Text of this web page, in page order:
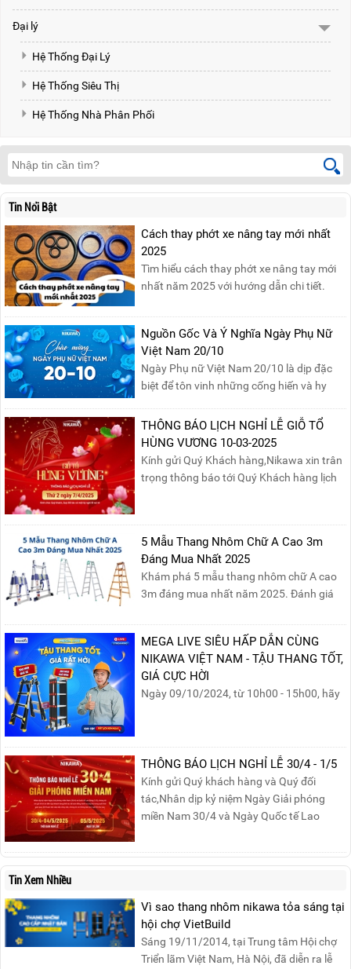
Đại lý
Hệ Thống Đại Lý
Hệ Thống Siêu Thị
Hệ Thống Nhà Phân Phối
Tin Nổi Bật
Cách thay phớt xe nâng tay mới nhất
2025
Tìm hiểu cách thay phớt xe nâng tay mới
nhất năm 2025 với hướng dẫn chi tiết.
phớt đúng cách, giúp xe nâng hoạt động
hiệu quả và bền lâu!
Nguồn Gốc Và Ý Nghĩa Ngày Phụ Nữ
Việt Nam 20/10
Ngày Phụ nữ Việt Nam 20/10 là dịp đặc
biệt để tôn vinh những cống hiến và hy
Khởi nguồn từ sự ra đời của Hội Phụ nữ
phản đế Việt Nam vào năm 1930, ngày
này không chỉ ghi nhận vai trò quan trọng
của phụ nữ ...
THÔNG BÁO LỊCH NGHỈ LỄ GIỖ TỔ
HÙNG VƯƠNG 10-03-2025
Kính gửi Quý Khách hàng,Nikawa xin trân
trọng thông báo tới Quý Khách hàng lịch
07/04/2025, nhằm ngày Giỗ Tổ Hùng
Vương – dịp để tưởng nhớ công ơn dựng
nước của các Vua Hùng....
5 Mẫu Thang Nhôm Chữ A Cao 3m
Đáng Mua Nhất 2025
Khám phá 5 mẫu thang nhôm chữ A cao
3m đáng mua nhất năm 2025. Đánh giá
sản phẩm phù hợp!
MEGA LIVE SIÊU HẤP DẪN CÙNG
NIKAWA VIỆT NAM - TẬU THANG TỐT,
GIÁ CỰC HỜI
Ngày 09/10/2024, từ 10h00 - 15h00, hãy
phần quà siêu hấp dẫn và mua sắm
những sản phẩm thang chính hãng với
mức giá không thể tốt hơn!Tham gia
Mega Live, bạn sẽ nhận được gì?...
THÔNG BÁO LỊCH NGHỈ LỄ 30/4 - 1/5
Kính gửi Quý khách hàng và Quý đối
tác,Nhân dịp kỷ niệm Ngày Giải phóng
miền Nam 30/4 và Ngày Quốc tế Lao
báo lịch nghỉ lễ như sau:Thời gian nghỉ: Từ
Thứ Ba, ngày 29/04/2025 đến hết Chủ
Tin Xem Nhiều
Vì sao thang nhôm nikawa tỏa sáng tại
hội chợ VietBuild
Sáng 19/11/2014, tại Trung tâm Hội chợ
Triển lãm Việt Nam, Hà Nội, đã diễn ra lễ